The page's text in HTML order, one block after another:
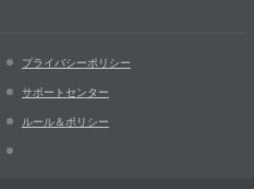
プライバシーポリシー
サポートセンター
ルール＆ポリシー